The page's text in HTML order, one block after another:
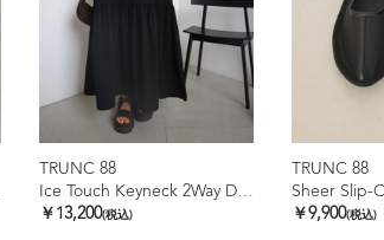
TRUNC 88
Ice Touch Keyneck 2Way Dress
￥13,200(税込)
TRUNC 88
Sheer Slip-
￥9,900(税込)